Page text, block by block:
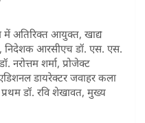
में अतिरिक्त आयुक्त, खाद्य
निदेशक आरसीएच डॉ. एस. एस.
शर्मा, प्रोजेक्ट
डायरेक्टर जवाहर कला
डॉ. रवि शेखावत, मुख्य